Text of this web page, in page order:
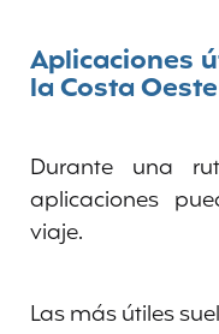
Aplicaciones
la Costa Oeste
Durante una
aplicaciones
viaje.
Las más útiles